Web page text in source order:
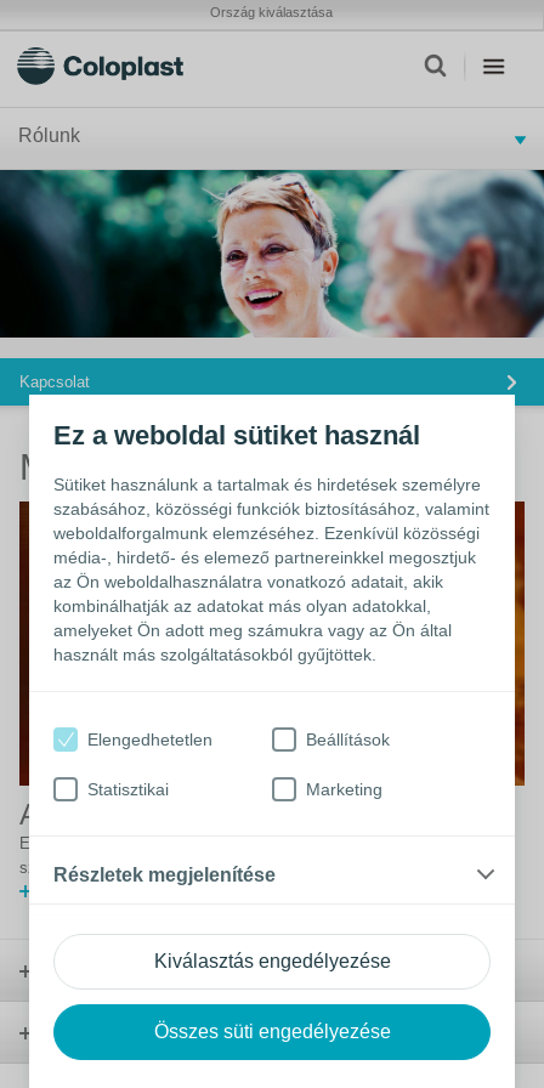
Ez a weboldal sütiket használ
Sütiket használunk a tartalmak és hirdetések személyre
szabásához, közösségi funkciók biztosításához, valamint
weboldalforgalmunk elemzéséhez. Ezenkívül közösségi
média-, hirdető- és elemező partnereinkkel megosztjuk
az Ön weboldalhasználatra vonatkozó adatait, akik
kombinálhatják az adatokat más olyan adatokkal,
amelyeket Ön adott meg számukra vagy az Ön által
használt más szolgáltatásokból gyűjtöttek.
Kiválasztás engedélyezése
Összes süti engedélyezése
Elengedhetetlen Beállítások
Statisztikai Marketing
Részletek megjelenítése
Ország kiválasztása
Rólunk
Kapcsolat
Mindennapi élet sztómával
Az én életem
Egy dán tanárnő őszinte beszámolója arról, hogyan élhet teljes életet
sztómával.
Sztóma
Hólyagproblémák